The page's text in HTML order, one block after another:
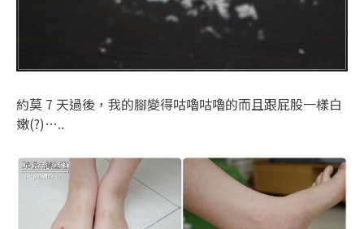
約莫 7 天過後，我的腳變得咕嚕咕嚕的而且跟屁股一樣白
嫩(?)…..